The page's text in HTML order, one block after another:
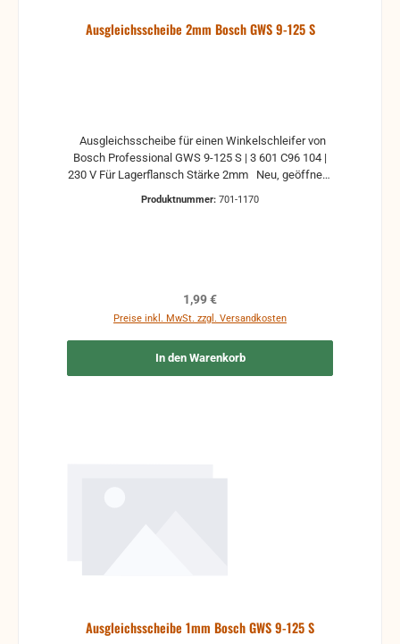
Ausgleichsscheibe 2mm Bosch GWS 9-125 S
Bosch Professional GWS 9-125 S | 3 601 C96 104 |
230 V Für Lagerflansch Stärke 2mm Neu, geöffnete
Produktnummer: 701-1170
Regulärer Preis:
1,99 €
Preise inkl. MwSt. zzgl. Versandkosten
In den Warenkorb
Ausgleichsscheibe 1mm Bosch GWS 9-125 S